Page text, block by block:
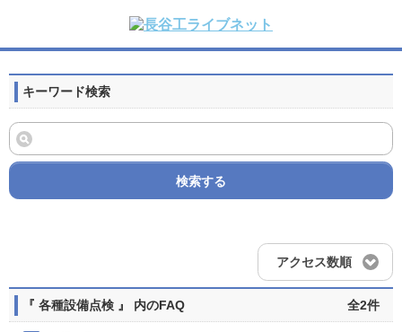
キーワード検索
検索する
アクセス数順
『 各種設備点検 』 内のFAQ 全2件